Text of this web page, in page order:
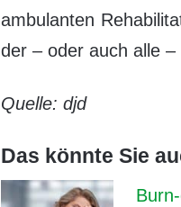
ambulanten
der – oder auch alle –
Quelle: djd
Das könnte Sie